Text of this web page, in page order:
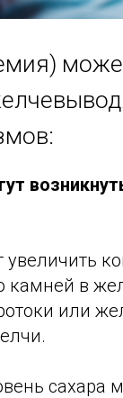
камней в
или
сахара